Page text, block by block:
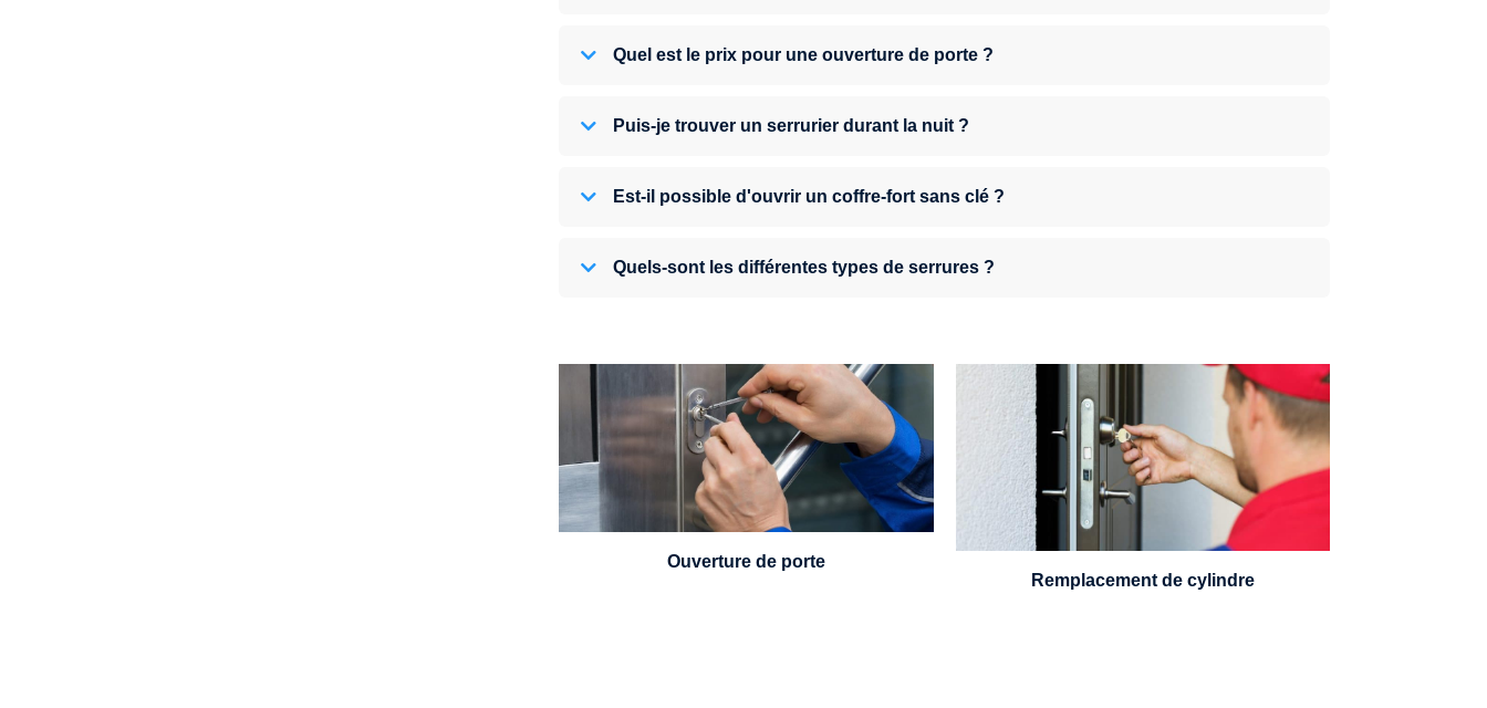
Quel est le prix pour une ouverture de porte ?
Puis-je trouver un serrurier durant la nuit ?
Est-il possible d'ouvrir un coffre-fort sans clé ?
Quels-sont les différentes types de serrures ?
Vous avez perdu vos clés ou la porte s'est
refermée derrière vous ? Un serrurier est
disponible 24h/7.
Ouverture de porte
Un serrurier sera en mesure de choisir et
remplacer un cylindre standard, à 5
leviers ou à 3 leviers, Mul-T-Lock ou
encore multipoints.
Remplacement de cylindre